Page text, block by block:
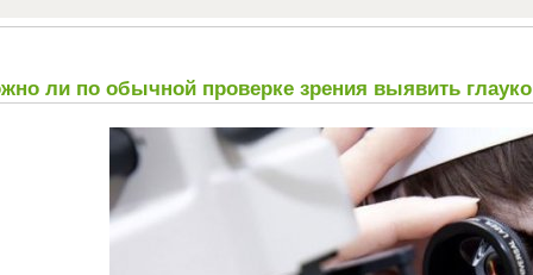
ли по обычной проверке зрения выявить